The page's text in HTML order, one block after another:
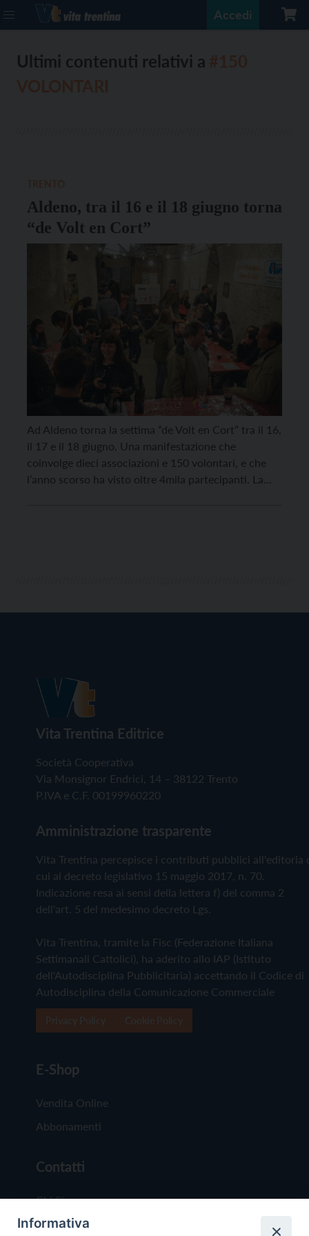
Accedi
Ultimi contenuti relativi a
Aldeno, tra il 16 e il 18 giugno torna
“de Volt en Cort”
Ad Aldeno torna la settima “de Volt en Cort” tra il 16,
il 17 e il 18 giugno. Una manifestazione che
coinvolge dieci associazioni e 150 volontari, e che
l’anno scorso ha visto oltre 4mila partecipanti. La
Vita Trentina Editrice
Società Cooperativa
Via Monsignor Endrici, 14 – 38122 Trento
P.IVA e C.F. 00199960220
Amministrazione trasparente
Vita Trentina percepisce i contributi pubblici all'editoria
cui al decreto legislativo 15 maggio 2017, n. 70.
Indicazione resa ai sensi della lettera f) del comma 2
dell'art. 5 del medesimo decreto Lgs.
Vita Trentina, tramite la Fisc (Federazione Italiana
Settimanali Cattolici), ha aderito allo IAP (Istituto
dell'Autodisciplina Pubblicitaria) accettando il Codice di
Autodisciplina della Comunicazione Commerciale
E-Shop
Vendita Online
Abbonamenti
Contatti
Chi Siamo
Redazione
Informativa